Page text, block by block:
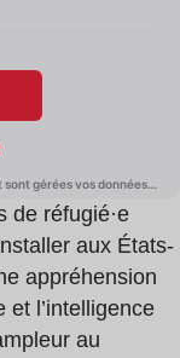
de réfugié·e
aux États-
appréhension
l’intelligence
au